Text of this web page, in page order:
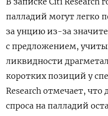
палладий могут легко
за унцию из-за
с предложением,
ликвидности
коротких позиций у
Research отмечает, что
спроса на палладий